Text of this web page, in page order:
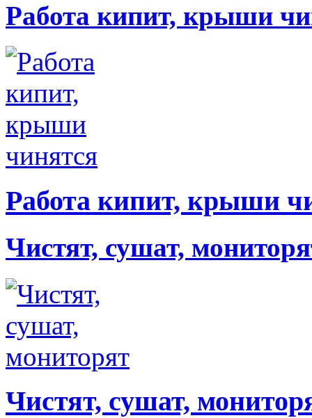
Работа кипит, крыши
Работа кипит, крыши
Чистят, сушат,
Чистят, сушат,